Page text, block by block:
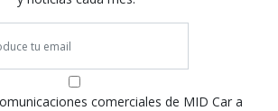
comerciales de MID Car a